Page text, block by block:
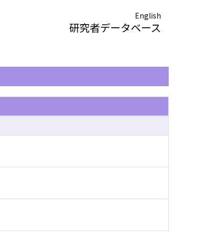
English
研究者データベース